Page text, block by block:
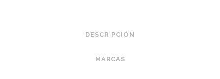
DESCRIPCIÓN
MARCAS